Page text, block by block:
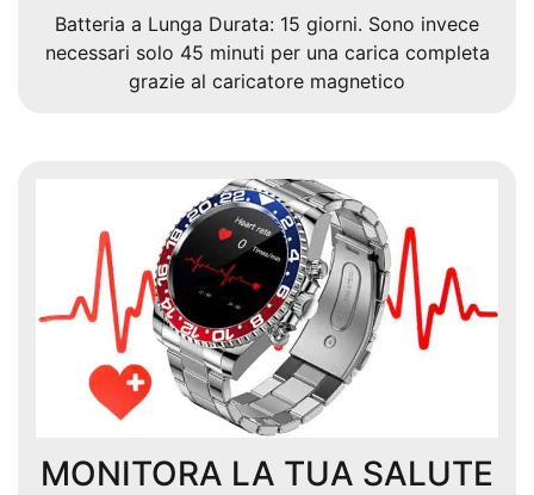
Batteria a Lunga Durata: 15 giorni. Sono invece
necessari solo 45 minuti per una carica completa
grazie al caricatore magnetico
MONITORA LA TUA SALUTE